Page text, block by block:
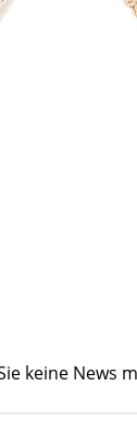
keine News